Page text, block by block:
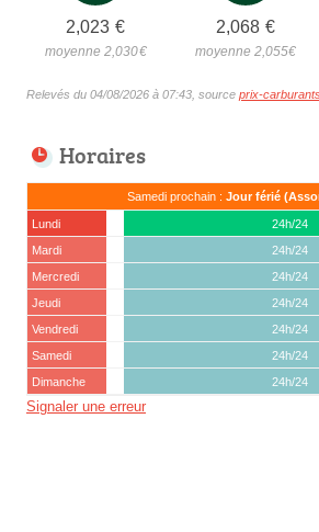
2,023 €
moyenne 2,030€
2,068 €
moyenne 2,055€
Relevés du 04/08/2026 à 07:43, source prix-
Horaires
Samedi prochain : Jour férié
Lundi
24h/24
Mardi
24h/24
Mercredi
24h/24
Jeudi
24h/24
Vendredi
24h/24
Samedi
24h/24
Dimanche
24h/24
Signaler une erreur